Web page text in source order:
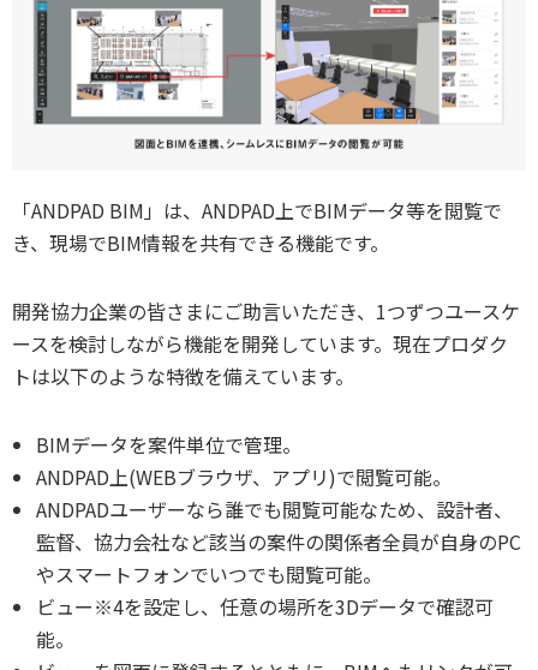
「ANDPAD BIM」は、ANDPAD上でBIMデータ等を閲覧で
き、現場でBIM情報を共有できる機能です。
開発協力企業の皆さまにご助言いただき、1つずつユースケ
ースを検討しながら機能を開発しています。現在プロダク
トは以下のような特徴を備えています。
BIMデータを案件単位で管理。
ANDPAD上(WEBブラウザ、アプリ)で閲覧可能。
ANDPADユーザーなら誰でも閲覧可能なため、設計者、
監督、協力会社など該当の案件の関係者全員が自身のPC
やスマートフォンでいつでも閲覧可能。
ビュー※4を設定し、任意の場所を3Dデータで確認可
能。